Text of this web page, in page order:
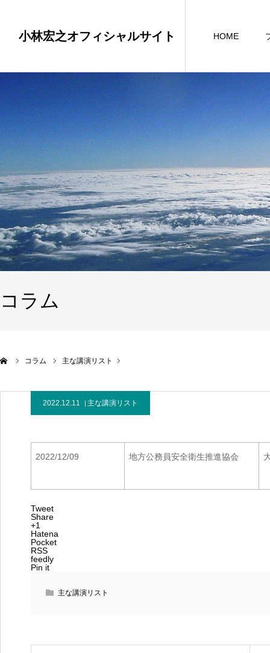
小林宏之オフィシャルサイト HOME
コラム
コラム 主な講演リスト
2022.12.11 主な講演リスト
2022/12/09 地方公務員安全衛生推進協会
Tweet
Share
+1
Hatena
Pocket
RSS
feedly
Pin it
主な講演リスト